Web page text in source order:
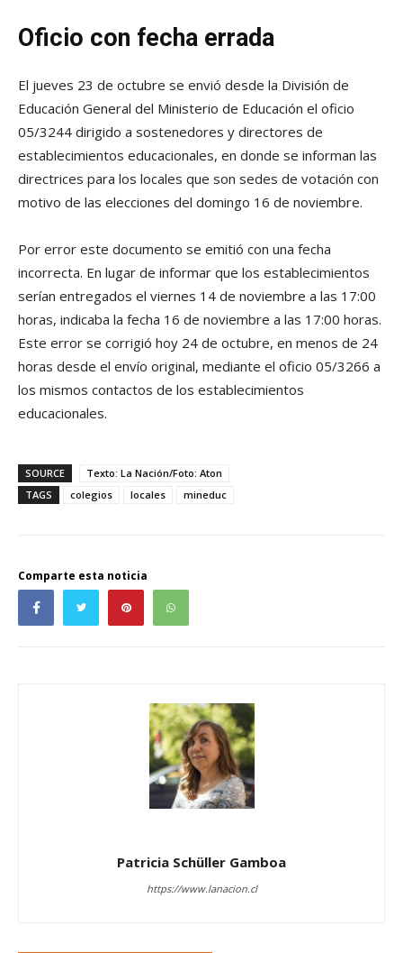
Oficio con fecha errada
El jueves 23 de octubre se envió desde la División de
Educación General del Ministerio de Educación el oficio
05/3244 dirigido a sostenedores y directores de
establecimientos educacionales, en donde se informan las
directrices para los locales que son sedes de votación con
motivo de las elecciones del domingo 16 de noviembre.
Por error este documento se emitió con una fecha
incorrecta. En lugar de informar que los establecimientos
serían entregados el viernes 14 de noviembre a las 17:00
horas, indicaba la fecha 16 de noviembre a las 17:00 horas.
Este error se corrigió hoy 24 de octubre, en menos de 24
horas desde el envío original, mediante el oficio 05/3266 a
los mismos contactos de los establecimientos
educacionales.
SOURCE
Texto: La Nación/Foto: Aton
TAGS
colegios locales mineduc
Comparte esta noticia
Patricia Schüller Gamboa
https://www.lanacion.cl